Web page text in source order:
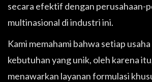
secara efektif dengan perusahaan-
multinasional di industri ini.
Kami memahami bahwa setiap
kebutuhan yang unik, oleh karena
menawarkan layanan formulasi